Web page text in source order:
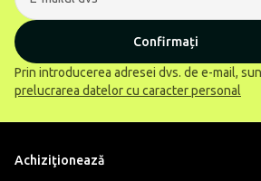
Confirmați
Prin introducerea adresei dvs. de e-mail,
prelucrarea datelor cu caracter personal
Achiziţionează